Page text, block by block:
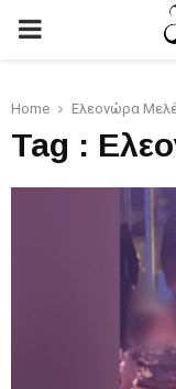
PRIMARY
Home Ελεονώρα
Tag :